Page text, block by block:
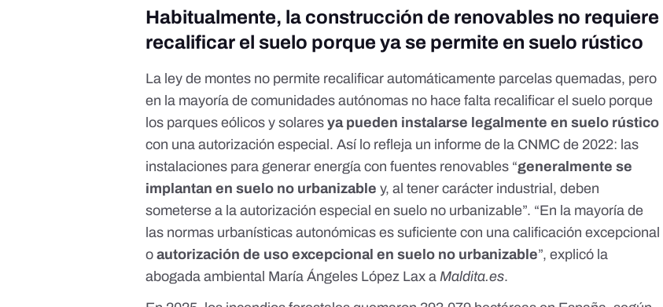
Habitualmente, la construcción de renovables no requiere
recalificar el suelo porque ya se permite en suelo rústico
La ley de montes no permite recalificar automáticamente parcelas quemadas, pero
en la mayoría de comunidades autónomas no hace falta recalificar el suelo porque
los parques eólicos y solaresya pueden instalarse legalmente en suelo rústico
con una autorización especial. Así lo refleja un informe de la CNMC de 2022: las
instalaciones para generar energía con fuentes renovables “generalmente se
implantan en suelo no urbanizable y, al tener carácter industrial, deben
someterse a la autorización especial en suelo no urbanizable”. “En la mayoría de
las normas urbanísticas autonómicases suficiente con una calificación excepcional
oautorización de uso excepcional en suelo no urbanizable”, explicó la
abogada ambiental María Ángeles López Lax aMaldita.es.